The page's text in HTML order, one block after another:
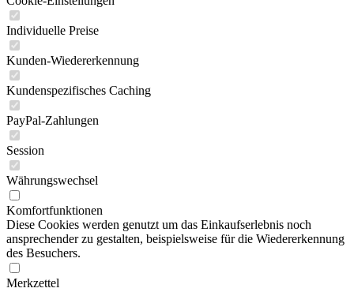
Individuelle Preise
Kunden-Wiedererkennung
Kundenspezifisches Caching
PayPal-Zahlungen
Session
Währungswechsel
Komfortfunktionen
Diese Cookies werden genutzt um das Einkaufserlebnis noch
ansprechender zu gestalten, beispielsweise für die Wiedererkennung
des Besuchers.
Merkzettel